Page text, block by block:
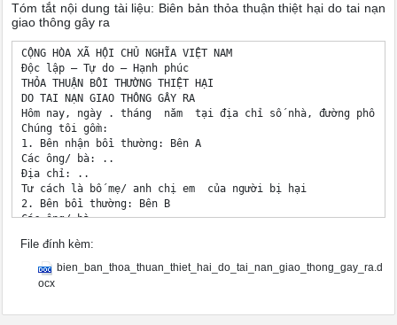
Tóm tắt nội dung tài liệu: Biên bản thỏa thuận thiệt hại do tai nạn
giao thông gây ra
CỘNG HÒA XÃ HỘI CHỦ NGHĨA VIỆT NAM
Độc lập – Tự do – Hạnh phúc
THỎA THUẬN BỒI THƯỜNG THIỆT HẠI
DO TAI NẠN GIAO THÔNG GÂY RA
Hôm nay, ngày . tháng  năm  tại địa chỉ số nhà, đường phố
Chúng tôi gồm:
1. Bên nhận bồi thường: Bên A
Các ông/ bà: ..
Địa chỉ: ..
Tư cách là bố mẹ/ anh chị em  của người bị hại
2. Bên bồi thường: Bên B
Các ông/ bà: ..
Tư cách là bố mẹ/ anh chị em  của người bị hại
Sau khi bàn bạc, bên được bồi thường và bên bồi thường
Điều 1: Thống nhất chung
File đính kèm:
bien_ban_thoa_thuan_thiet_hai_do_tai_nan_giao_thong_gay_ra.d
ocx